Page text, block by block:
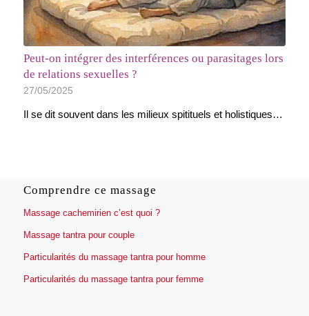
Peut-on intégrer des interférences ou parasitages lors
de relations sexuelles ?
27/05/2025
Il se dit souvent dans les milieux spitituels et holistiques…
Comprendre ce massage
Massage cachemirien c’est quoi ?
Massage tantra pour couple
Particularités du massage tantra pour homme
Particularités du massage tantra pour femme